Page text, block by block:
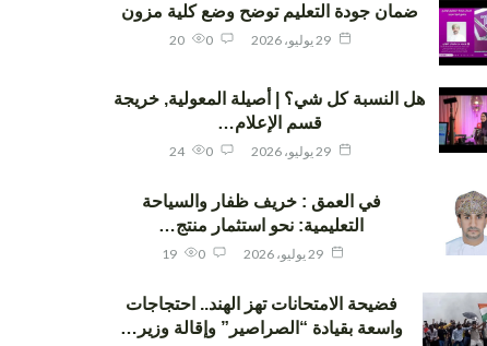
ضمان جودة التعليم توضح وضع كلية مزون
هل النسبة كل شي؟ | أصيلة المعولية, خريجة
قسم الإعلام…
24
في العمق : خريف ظفار والسياحة
التعليمية: نحو استثمار منتج…
29 يوليو، 2026 0
19
فضيحة الامتحانات تهز الهند.. احتجاجات
واسعة بقيادة “الصراصير” وإقالة وزير…